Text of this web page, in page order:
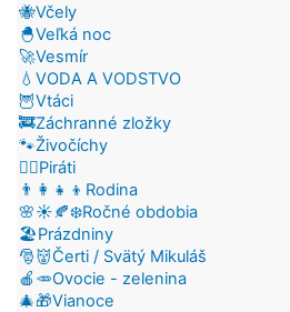
🐝Včely
🐣Veľká noc
🚀Vesmír
💧VODA A VODSTVO
🦉Vtáci
🚒Záchranné zložky
🐾Živočíchy
🏴‍☠️Piráti
👨‍👩‍👧‍👦Rodina
🌸☀️🍂❄️Ročné obdobia
🏖️Prázdniny
🎅👹Čerti / Svätý Mikuláš
🍎🥕Ovocie - zelenina
🎄🎁Vianoce